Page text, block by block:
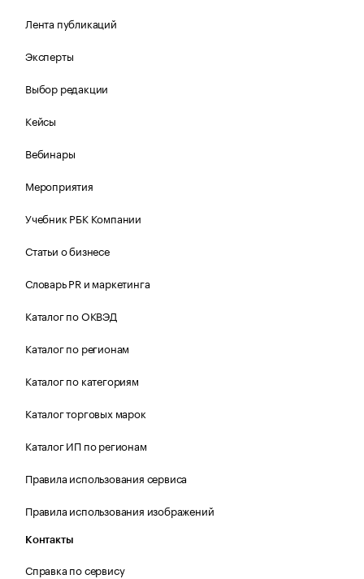
Лента публикаций
Эксперты
Выбор редакции
Кейсы
Вебинары
Мероприятия
Учебник РБК Компании
Статьи о бизнесе
Словарь PR и маркетинга
Каталог по ОКВЭД
Каталог по регионам
Каталог по категориям
Каталог торговых марок
Каталог ИП по регионам
Правила использования сервиса
Правила использования изображений
Контакты
Справка по сервису